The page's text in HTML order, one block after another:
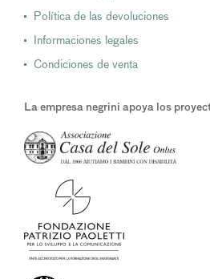
Política de las devoluciones
Informaciones legales
Condiciones de venta
La empresa negrini apoya los